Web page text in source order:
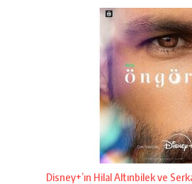
Disney+’ın Hilal Altınbilek ve